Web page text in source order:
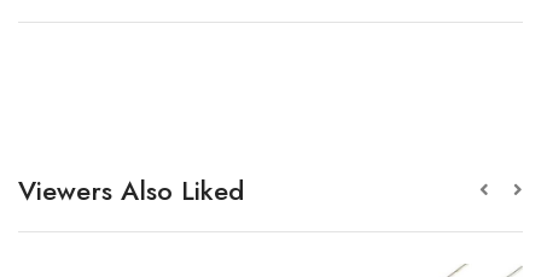
Viewers Also Liked